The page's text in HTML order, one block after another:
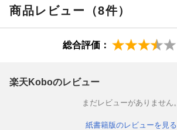
商品レビュー（8件）
総合評価：
楽天Koboのレビュー
まだレビューがありません。
紙書籍版のレビューを見る